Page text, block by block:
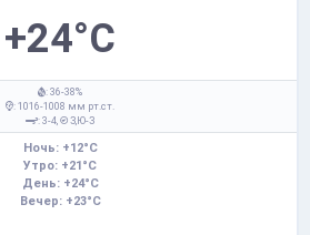
+24°C
: 36-38%
: 1016-1008 мм рт.ст.
: 3-4,
З,Ю-З
Ночь: +12°C
Утро: +21°C
День: +24°C
Вечер: +23°C